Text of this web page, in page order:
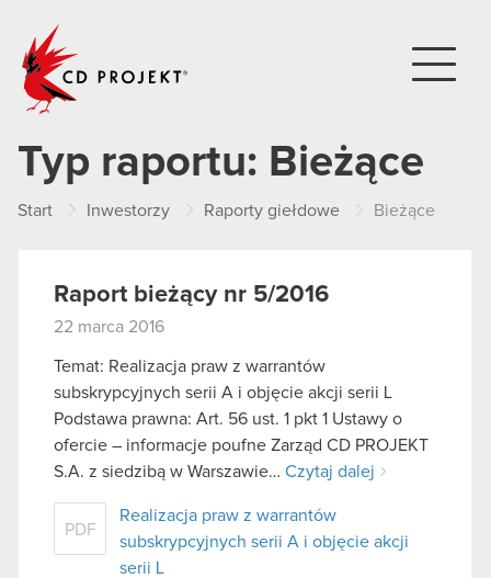
Typ raportu: Bieżące
Start Inwestorzy Raporty giełdowe Bieżące
Raport bieżący nr 5/2016
22 marca 2016
Temat: Realizacja praw z warrantów
subskrypcyjnych serii A i objęcie akcji serii L
Podstawa prawna: Art. 56 ust. 1 pkt 1 Ustawy o
ofercie – informacje poufne Zarząd CD PROJEKT
S.A. z siedzibą w Warszawie… Czytaj dalej
PDF
Realizacja praw z warrantów
subskrypcyjnych serii A i objęcie akcji
serii L